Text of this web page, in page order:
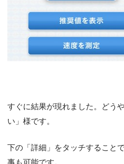
すぐに結果が現れました。どう
い」様です。
下の「詳細」をタッチすること
事も可能です。